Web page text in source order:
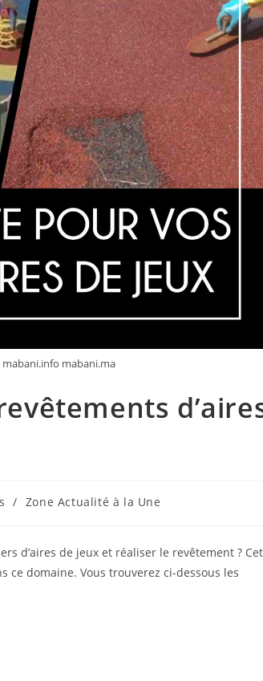
mabani.ma
/ Zone Actualité à la Une
d’aires de jeux et réaliser le revêtement ? Cet
domaine. Vous trouverez ci-dessous les